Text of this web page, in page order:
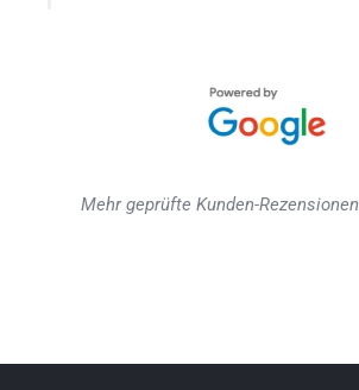
Mehr geprüfte Kunden-Rezensionen